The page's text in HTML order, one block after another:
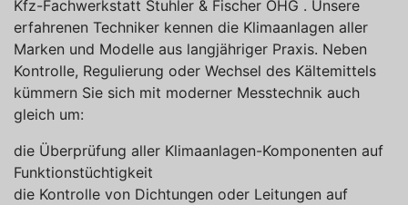
Kfz-Fachwerkstatt Stuhler & Fischer OHG . Unsere
erfahrenen Techniker kennen die Klimaanlagen aller
Marken und Modelle aus langjähriger Praxis. Neben
Kontrolle, Regulierung oder Wechsel des Kältemittels
kümmern Sie sich mit moderner Messtechnik auch
gleich um:
die Überprüfung aller Klimaanlagen-Komponenten auf
Funktionstüchtigkeit
die Kontrolle von Dichtungen oder Leitungen auf